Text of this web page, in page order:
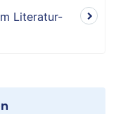
Literatur-